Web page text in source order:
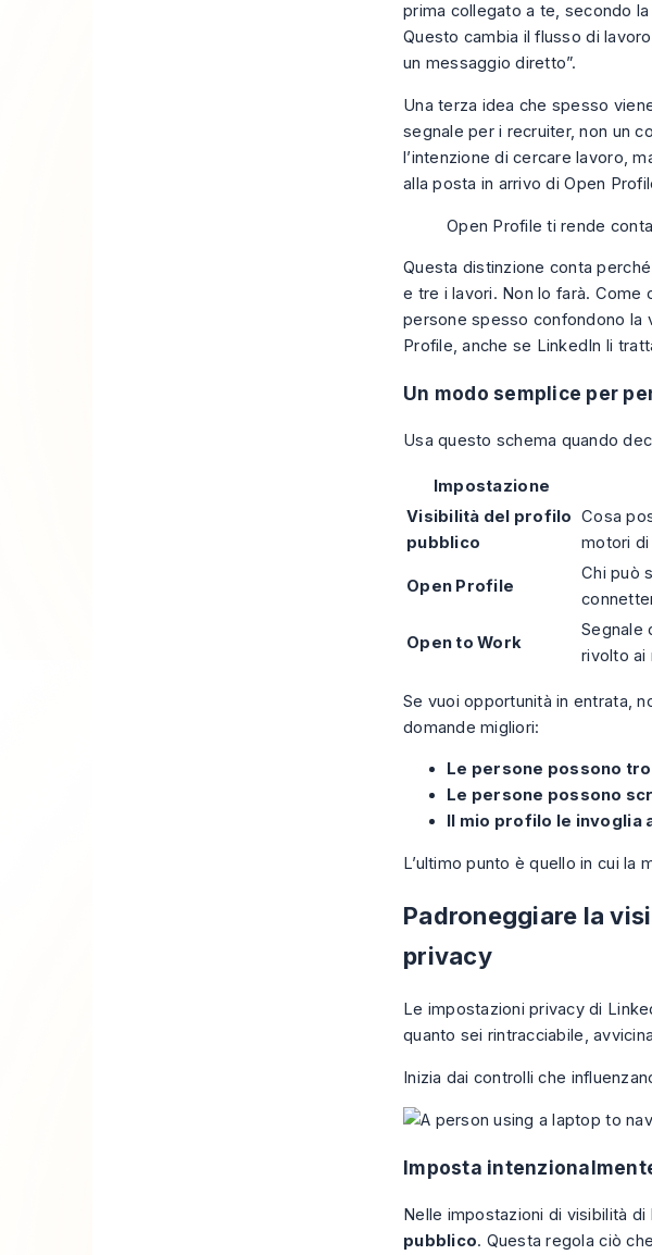
prima collegato a te, secondo la
Questo cambia il flusso di
un messaggio diretto”.
Una terza idea che spesso
segnale per i recruiter, non un
l’intenzione di cercare lavoro,
alla posta in arrivo di Open
Open Profile ti rende
Questa distinzione conta
e tre i lavori. Non lo farà. Come
persone spesso confondono la
Profile, anche se LinkedIn li
Un modo semplice per
Usa questo schema quando
Impostazione
Visibilità del profilo
pubblico
Cosa
motori di
Open Profile
Chi può
Open to Work
Segnale
rivolto ai
Se vuoi opportunità in entrata,
domande migliori:
Le persone possono
Le persone possono
Il mio profilo le invoglia
L’ultimo punto è quello in cui la
Padroneggiare la
privacy
Le impostazioni privacy di
quanto sei rintracciabile,
Inizia dai controlli che
Imposta
Nelle impostazioni di visibilità
pubblico. Questa regola ciò